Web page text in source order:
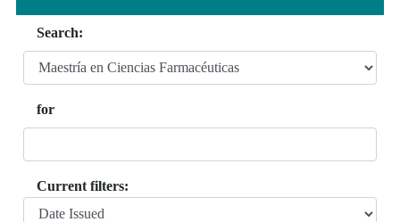
Search:
for
Current filters: